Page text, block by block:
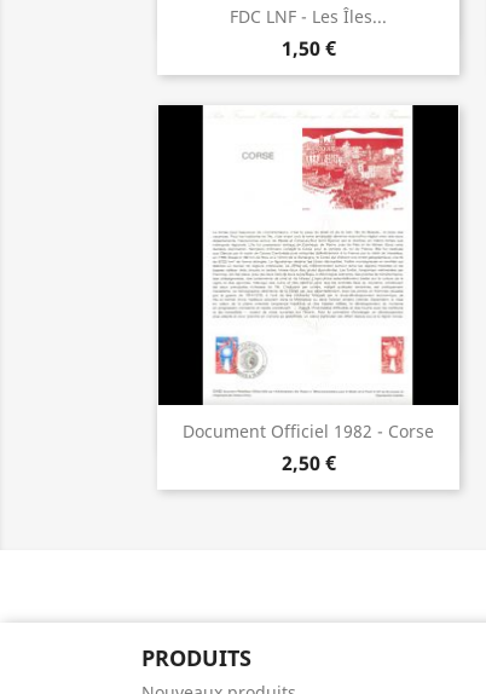
FDC LNF - Les Îles...
1,50 €
Aperçu rapide
Document Officiel 1982 - Corse
2,50 €
Aperçu rapide
PRODUITS